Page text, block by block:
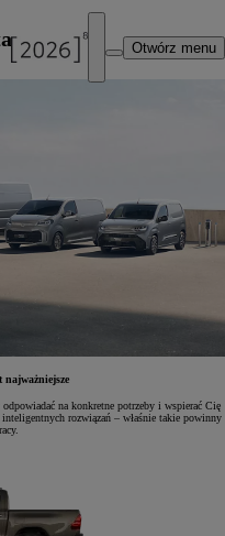
Otwórz menu
najważniejsze
na konkretne potrzeby i wspierać Cię
rozwiązań – właśnie takie powinny